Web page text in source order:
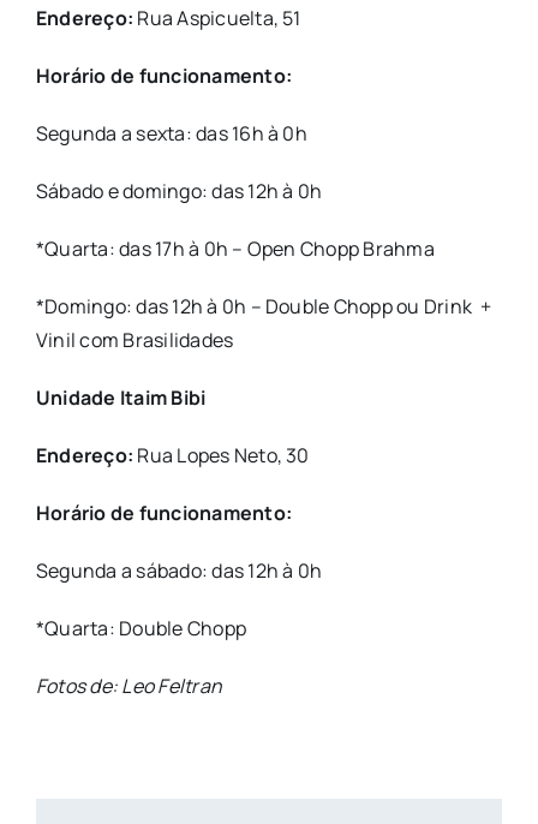
Endereço: Rua Aspicuelta, 51
Horário de funcionamento:
Segunda a sexta: das 16h à 0h
Sábado e domingo: das 12h à 0h
*Quarta: das 17h à 0h – Open Chopp Brahma
*Domingo: das 12h à 0h – Double Chopp ou Drink +
Vinil com Brasilidades
Unidade Itaim Bibi
Endereço: Rua Lopes Neto, 30
Horário de funcionamento:
Segunda a sábado: das 12h à 0h
*Quarta: Double Chopp
Fotos de:Leo Feltran